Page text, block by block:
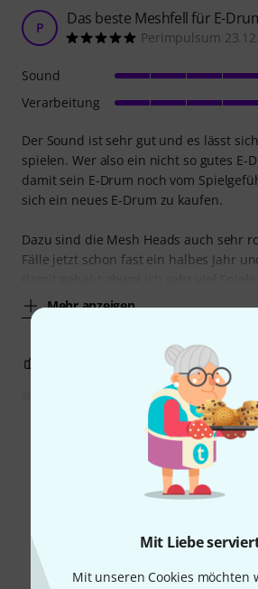
Mit Liebe
Mit unseren Cookies möchten
P Das beste Meshfell für E-
Perimpulsum
Der Sound ist sehr gut und es lässt
spielen. Wer also ein nicht so gutes E-
damit sein E-Drum noch vom
sich ein neues E-Drum zu kaufen.
Dazu sind die Mesh Heads auch sehr
Fälle jetzt schon fast ein halbes Jahr
Mehr anzeigen
Sound
Verarbeitung
BEWERTUNG MELDEN
Alle Bewertungen